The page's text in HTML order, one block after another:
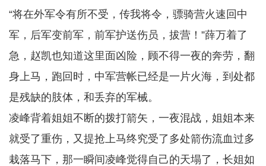
“将在外军令有所不受，传我将令，骠骑营火速回中
军，后军变前军，前军护送伤员，拔营！”薛万着了
急，赵凯也知道这里面凶险，顾不得一夜的奔劳，翻
身上马，跑回时，中军营帐已经是一片火海，到处都
是残缺的肢体，和丢弃的军械。
凌峰背着姐姐不断的拨打箭矢，一夜混战，姐姐本来
就受了重伤，又提抢上马终究受了多处箭伤流血过多
栽落马下，那一瞬间凌峰觉得自己的天塌了，长姐如